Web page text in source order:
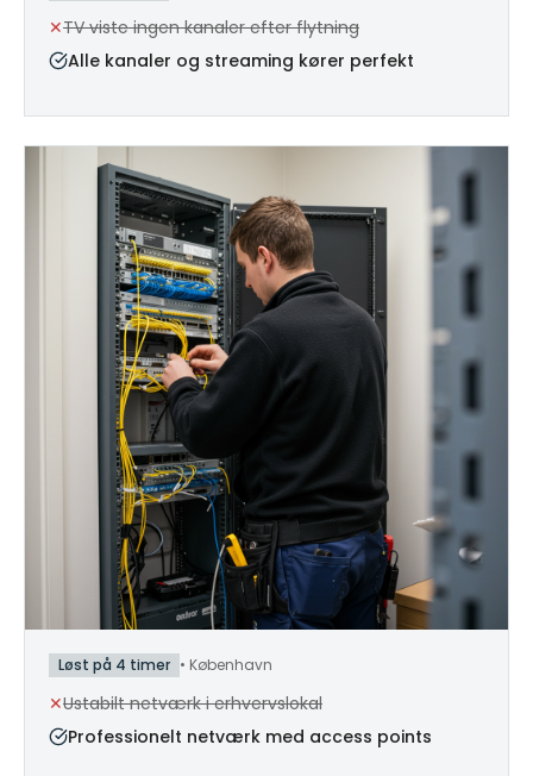
✕TV viste ingen kanaler efter flytning
Alle kanaler og streaming kører perfekt
Løst på 4 timer • København
✕Ustabilt netværk i erhvervslokal
Professionelt netværk med access points